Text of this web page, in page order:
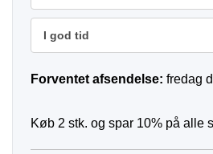
I god tid
Forventet afsendelse: fredag
Køb 2 stk. og spar 10% på alle